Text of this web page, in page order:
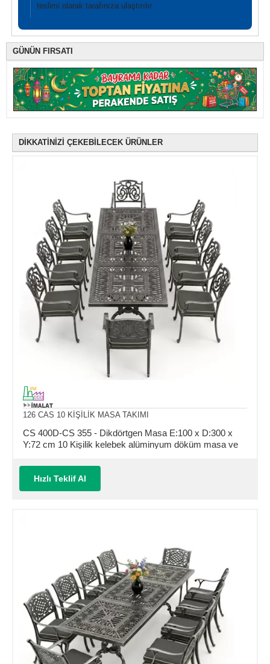
teslimi olarak tarafınıza ulaştırılır.
GÜNÜN FIRSATI
DİKKATİNİZİ ÇEKEBİLECEK ÜRÜNLER
126 CAS 10 KİŞİLİK MASA TAKIMI
CS 400D-CS 355 - Dikdörtgen Masa E:100 x D:300 x
Y:72 cm 10 Kişilik kelebek alüminyum döküm masa ve
Hızlı Teklif Al